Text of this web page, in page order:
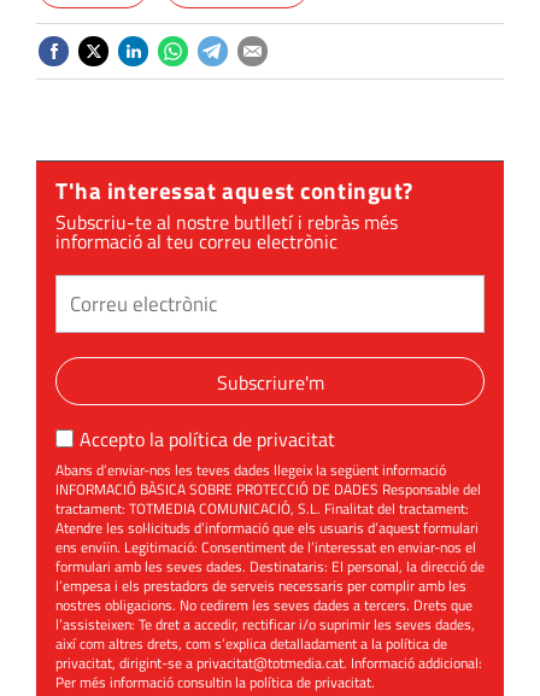
T'ha interessat aquest contingut?
Subscriu-te al nostre butlletí i rebràs més
informació al teu correu electrònic
Subscriure'm
Accepto la política de privacitat
Abans d’enviar-nos les teves dades llegeix la següent informació
INFORMACIÓ BÀSICA SOBRE PROTECCIÓ DE DADES Responsable del
tractament: TOTMEDIA COMUNICACIÓ, S.L. Finalitat del tractament:
Atendre les sol·licituds d’informació que els usuaris d’aquest formulari
ens enviïn. Legitimació: Consentiment de l’interessat en enviar-nos el
formulari amb les seves dades. Destinataris: El personal, la direcció de
l’empesa i els prestadors de serveis necessaris per complir amb les
nostres obligacions. No cedirem les seves dades a tercers. Drets que
l’assisteixen: Te dret a accedir, rectificar i/o suprimir les seves dades,
així com altres drets, com s’explica detalladament a la política de
privacitat, dirigint-se aprivacitat@totmedia.cat. Informació addicional:
Per més informació consultin lapolítica de privacitat.